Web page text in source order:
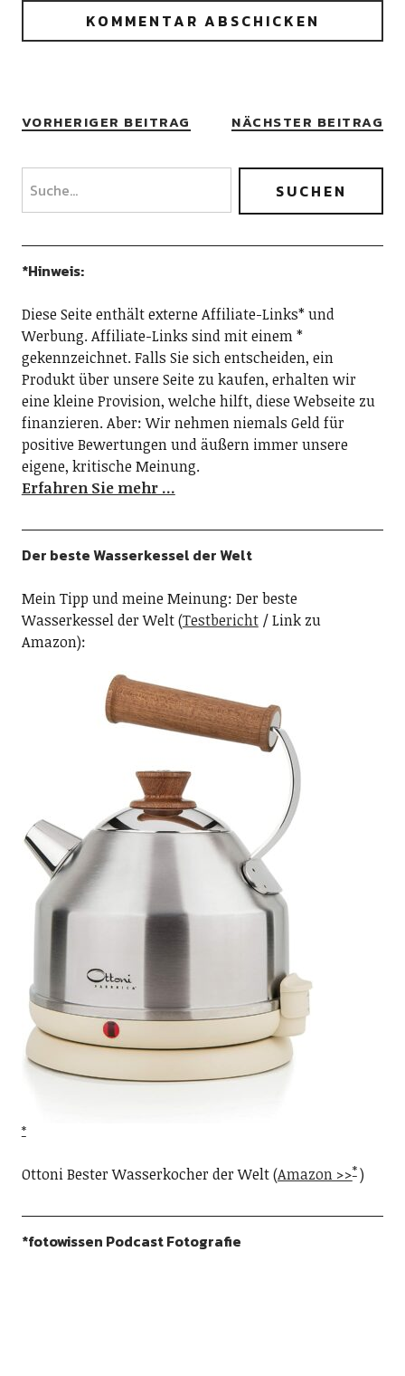
VORHERIGER BEITRAG NÄCHSTER BEITRAG
*Hinweis:
Diese Seite enthält externe Affiliate-Links* und
Werbung. Affiliate-Links sind mit einem *
gekennzeichnet. Falls Sie sich entscheiden, ein
Produkt über unsere Seite zu kaufen, erhalten wir
eine kleine Provision, welche hilft, diese Webseite zu
finanzieren. Aber: Wir nehmen niemals Geld für
positive Bewertungen und äußern immer unsere
eigene, kritische Meinung.
Erfahren Sie mehr …
Der beste Wasserkessel der Welt
Mein Tipp und meine Meinung: Der beste
Wasserkessel der Welt (Testbericht/ Link zu
Amazon):
Ottoni Bester Wasserkocher der Welt (Amazon >> )
*fotowissen Podcast Fotografie